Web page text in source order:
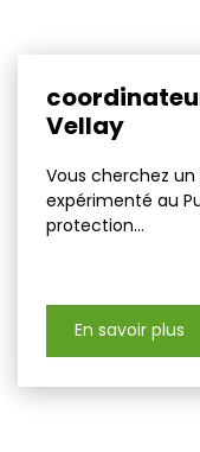
Vellay
Vous cherchez
expérimenté au
protection...
En savoir plus